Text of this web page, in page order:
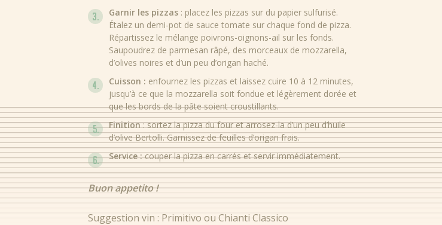
Garnir les pizzas : placez les pizzas sur du papier sulfurisé.
Étalez un demi-pot de sauce tomate sur chaque fond de pizza.
Répartissez le mélange poivrons-oignons-ail sur les fonds.
Saupoudrez de parmesan râpé, des morceaux de mozzarella,
d’olives noires et d’un peu d’origan haché.
Cuisson : enfournez les pizzas et laissez cuire 10 à 12 minutes,
jusqu’à ce que la mozzarella soit fondue et légèrement dorée et
que les bords de la pâte soient croustillants.
Finition: sortez la pizza du four et arrosez-la d’un peu d’huile
d’olive Bertolli. Garnissez de feuilles d’origan frais.
Service :couper la pizza en carrés et servir immédiatement.
Buon appetito !
Suggestion vin : Primitivo ou Chianti Classico